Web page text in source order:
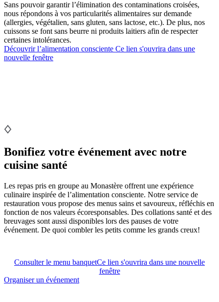
Sans pouvoir garantir l’élimination des contaminations croisées,
nous répondons à vos particularités alimentaires sur demande
(allergies, végétalien, sans gluten, sans lactose, etc.). De plus, nos
cuissons se font sans beurre ni produits laitiers afin de respecter
certaines intolérances.
Découvrir l’alimentation consciente Ce lien s'ouvrira dans une
nouvelle fenêtre
Bonifiez votre événement avec notre
cuisine santé
Les repas pris en groupe au Monastère offrent une expérience
culinaire inspirée de l’alimentation consciente. Notre service de
restauration vous propose des menus sains et savoureux, réfléchis en
fonction de nos valeurs écoresponsables. Des collations santé et des
breuvages sont aussi disponibles lors des pauses de votre
événement. De quoi combler les petits comme les grands creux!
Consulter le menu banquetCe lien s'ouvrira dans une nouvelle
fenêtre
Organiser un événement